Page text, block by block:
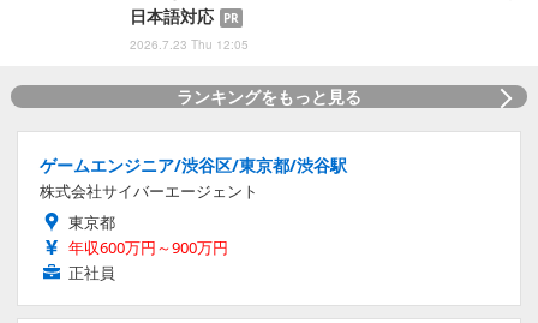
日本語対応
PR
2026.7.23 Thu 12:05
ランキングをもっと見る
ゲームエンジニア/渋谷区/東京都/渋谷駅
株式会社サイバーエージェント
東京都
年収600万円～900万円
正社員